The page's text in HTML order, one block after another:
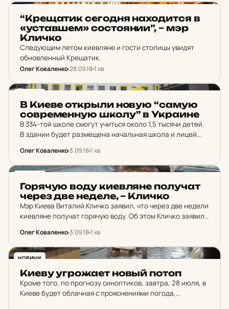
“Кре­ща­тик се­год­ня на­хо­дит­ся в
«ус­тав­шем» сос­то­я­нии”, – мэр
Кличко
Следующим летом киевляне и гости столицы увидят
обновленный Крещатик.
Олег Коваленко28.09.181 хв
В Киеве от­крыли новую “самую
сов­ре­мен­ную школу” в Ук­ра­и­не
В 334-той школе смогут учиться около 1,5 тысячи детей.
В здании будет размещена начальная школа и лицей
Олег Коваленко3.09.181 хв
Го­ря­чую воду ки­ев­ля­не по­лу­чат
через две неделе, – Кличко
Мэр Киева Виталий Кличко заявил, что через две недели
киевляне получат горячую воду. Об этом Кличко заявил
Олег Коваленко3.09.181 хв
НОВИНИ
Киеву уг­ро­жа­ет новый потоп
Кроме того, по прогнозу синоптиков, завтра, 28 июля, в
Киеве будет облачная с прояснениями погода,